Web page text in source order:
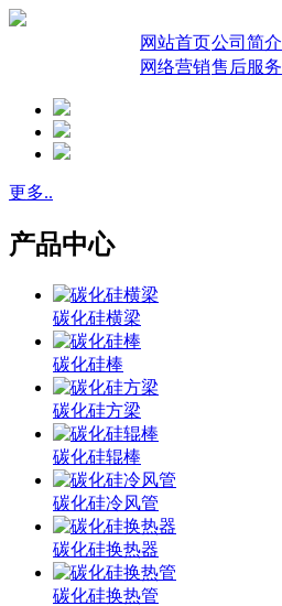
网站首页公司简介
网络营销售后服务
更多..
产品中心
碳化硅横梁
碳化硅棒
碳化硅方梁
碳化硅辊棒
碳化硅冷风管
碳化硅换热器
碳化硅换热管